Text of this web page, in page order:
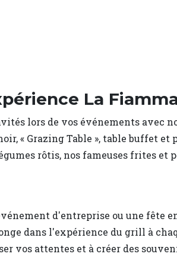
La
lors de vos événements avec
« Grazing Table », table buffet
rôtis, nos fameuses frites et
d'entreprise ou une fête
dans l'expérience du grill à
vos attentes et à créer des